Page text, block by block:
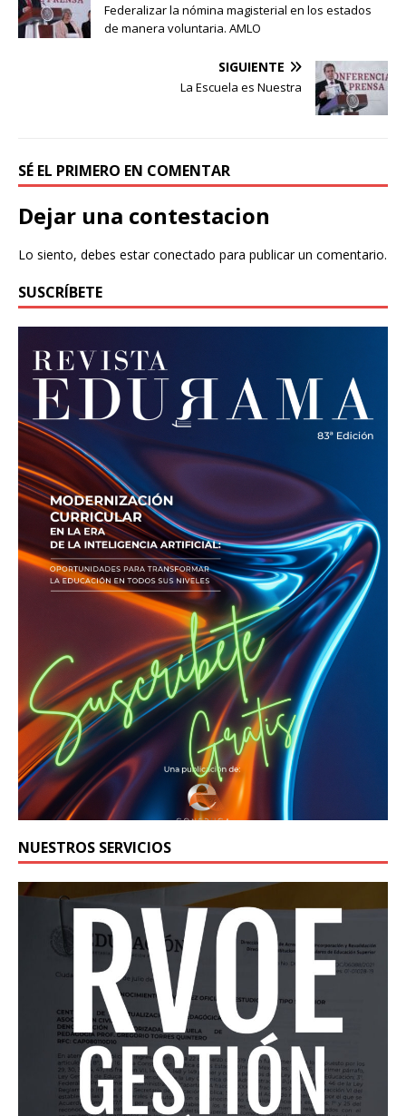
Federalizar la nómina magisterial en los estados
de manera voluntaria. AMLO
SIGUIENTE
La Escuela es Nuestra
SÉ EL PRIMERO EN COMENTAR
Dejar una contestacion
Lo siento, debes estarconectado para publicar un comentario.
SUSCRÍBETE
NUESTROS SERVICIOS